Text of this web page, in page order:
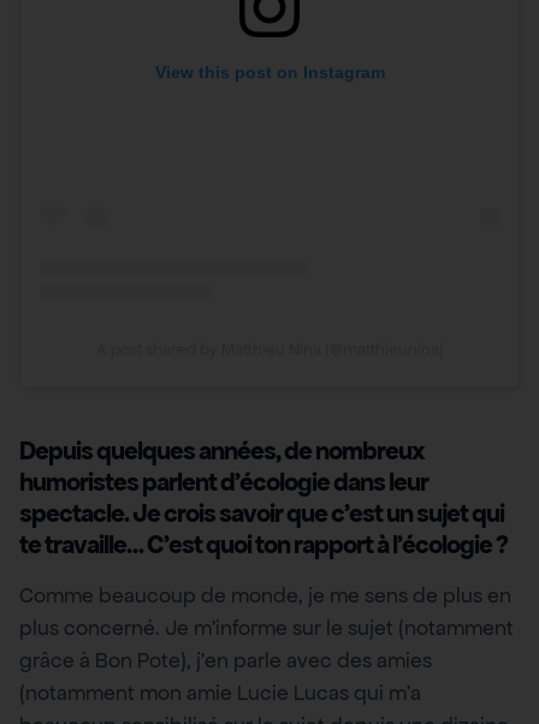
View this post on Instagram
Depuis quelques années, de nombreux
humoristes parlent d’écologie dans leur
spectacle. Je crois savoir que c’est un sujet qui
te travaille… C’est quoi ton rapport à l’écologie ?
Comme beaucoup de monde, je me sens de plus en
plus concerné. Je m’informe sur le sujet (notamment
grâce à Bon Pote), j’en parle avec des amies
(notamment mon amie Lucie Lucas qui m’a